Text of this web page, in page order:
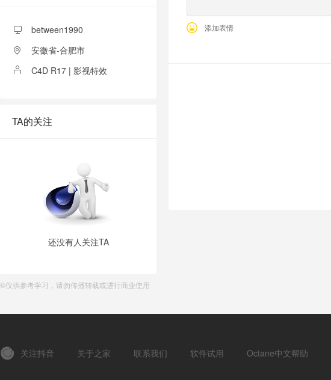
between1990
安徽省-合肥市
C4D R17 | 影视特效
TA的关注
还没有人关注TA
©仅供参考学习，请勿传播转载或进行商业使用
添加表情
关注抖音 关于之家 联系我们 软件试用 Octane中文帮助